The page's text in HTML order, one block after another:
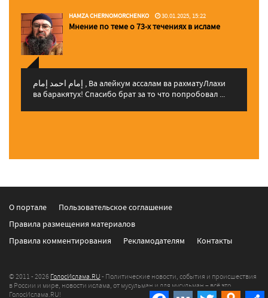
HAMZA CHERNOMORCHENKO 30.01.2025, 15:22
Мнение по теме о 73-х течениях в исламе
إمام احمد إمام , Ва алейкум ассалам ва рахматуЛлахи
ва баракятух! Спасибо брат за то что попробовал ...
Facebook
VK Twitter
О портале
Пользовательское соглашение
Правила размещения материалов
Правила комментирования
Рекламодателям Контакты
© 2011 - 2026 ГолосИслама.RU - Политические новости, события и происшествия
в России и мире, новости ислама, от мусульман и для мусульман – всё это
ГолосИслама.RU!